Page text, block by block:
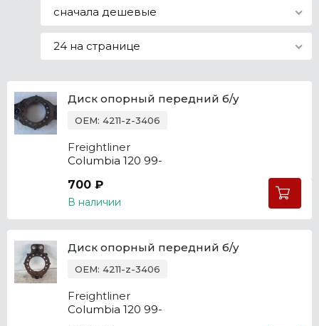
сначала дешевые
24 на странице
Диск опорный передний б/у
OEM: 4211-z-3406
Freightliner
Columbia 120 99-
700 ₽
В наличии
Диск опорный передний б/у
OEM: 4211-z-3406
Freightliner
Columbia 120 99-